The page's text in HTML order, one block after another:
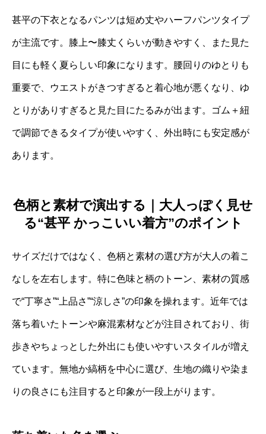
甚平の下衣となるパンツは短め丈やハーフパンツタイプ
が主流です。膝上〜膝丈くらいが動きやすく、また見た
目にも軽く夏らしい印象になります。腰回りのゆとりも
重要で、ウエストがきつすぎると着心地が悪くなり、ゆ
とりがありすぎると見た目にたるみが出ます。ゴム＋紐
で調節できるタイプが使いやすく、外出時にも安定感が
あります。
色柄と素材で演出する｜大人っぽく見せ
る“甚平 かっこいい着方”のポイント
サイズだけではなく、色柄と素材の選び方が大人の着こ
なしを左右します。特に色味と柄のトーン、素材の質感
で“丁寧さ”“上品さ”“涼しさ”の印象を操れます。近年では
落ち着いたトーンや麻混素材などが注目されており、街
歩きやちょっとした外出にも使いやすいスタイルが増え
ています。無地か縞柄を中心に選び、生地の織りや染ま
りの良さにも注目すると印象が一段上がります。